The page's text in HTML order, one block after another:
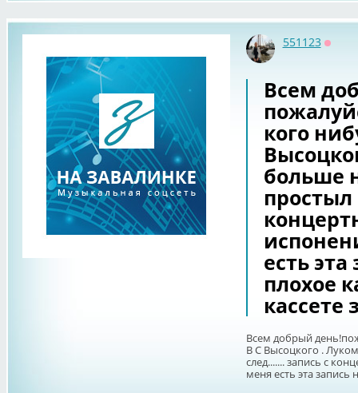
551123
Всем
кого
больше
простыл
есть
плохое
кассете
Всем добрый
В С Высоцкого .
след....... запись с
меня есть эта запись